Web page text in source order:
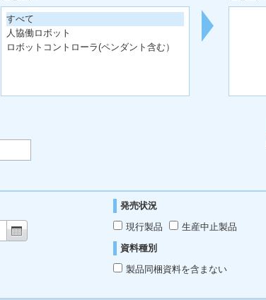
すべて
人協働ロボット
ロボットコントローラ(ペンダント含む）
発売状況
現行製品
生産中止製品
資料種別
製品同梱資料を含まない